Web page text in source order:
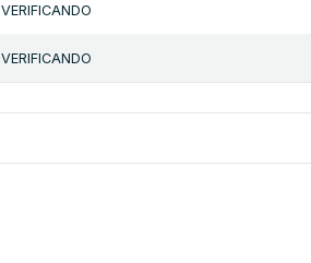
VERIFICANDO
VERIFICANDO